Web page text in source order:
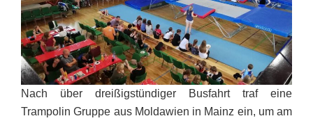
Nach über dreißigstündiger Busfahrt traf eine
Trampolin Gruppe aus Moldawien in Mainz ein, um am